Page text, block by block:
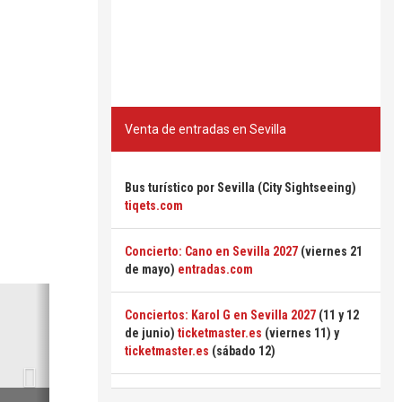
Siguiente
Venta de entradas en Sevilla
Bus turístico por Sevilla (City Sightseeing)
tiqets.com
Concierto: Cano en Sevilla 2027 (viernes 21
de mayo) entradas.com
Conciertos: Karol G en Sevilla 2027 (11 y 12
de junio) ticketmaster.es (viernes 11) y
ticketmaster.es (sábado 12)